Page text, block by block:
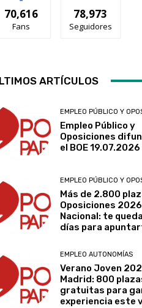
70,616
Fans
78,973
Seguidores
ARTÍCULOS
EMPLEO PÚBLICO Y
Empleo Público y
Oposiciones
el BOE 19.07.2026
EMPLEO PÚBLICO Y
Más de 2.800
Oposiciones
Nacional: te
días para
EMPLEO AUTONOMÍAS
Verano Joven
Madrid: 800
gratuitas para
experiencia este